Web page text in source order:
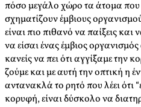
πόσο μεγάλο χώρο τα άτομα
σχηματίζουν έμβιους
είναι πιο πιθανό να παίξεις και
να είσαι ένας έμβιος
κανείς να πει ότι αγγίξαμε την
ζούμε και με αυτή την οπτική η
αντανακλά το ρητό που λέει ότι
κορυφή, είναι δύσκολο να